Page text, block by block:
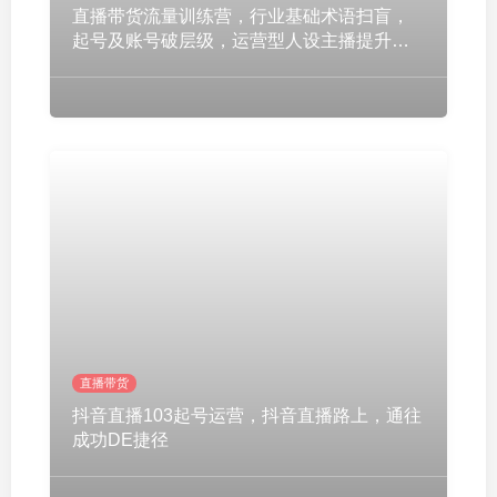
直播带货流量训练营，行业基础术语扫盲，
起号及账号破层级，运营型人设主播提升实
直播带货
抖音直播103起号运营，抖音直播路上，通往
成功DE捷径